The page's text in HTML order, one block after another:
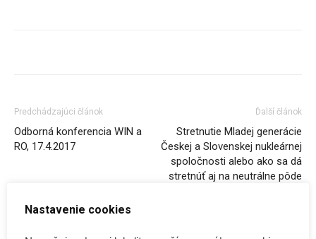
Predchádzajúci článok
Odborná konferencia WIN a
RO, 17.4.2017
Ďalší článok
Stretnutie Mladej generácie
Českej a Slovenskej nukleárnej
spoločnosti alebo ako sa dá
stretnúť aj na neutrálne pôde
Nastavenie cookies